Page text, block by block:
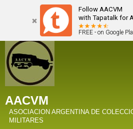
Follow AACVM
with Tapatalk for
FREE - on Google
AACVM
ASOCIACION ARGENTINA DE
MILITARES